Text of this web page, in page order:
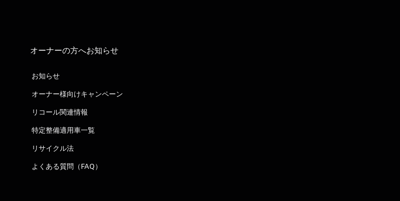
オーナーの方へお知らせ
お知らせ
オーナー様向けキャンペーン
リコール関連情報
特定整備適用車一覧
リサイクル法
よくある質問（FAQ）